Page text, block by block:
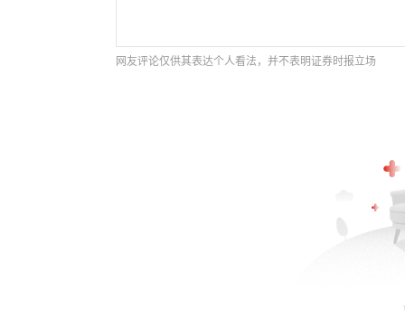
网友评论仅供其表达个人看法，并不表明证券时报立场